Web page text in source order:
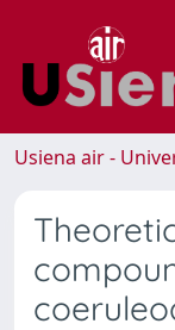
Usiena air -